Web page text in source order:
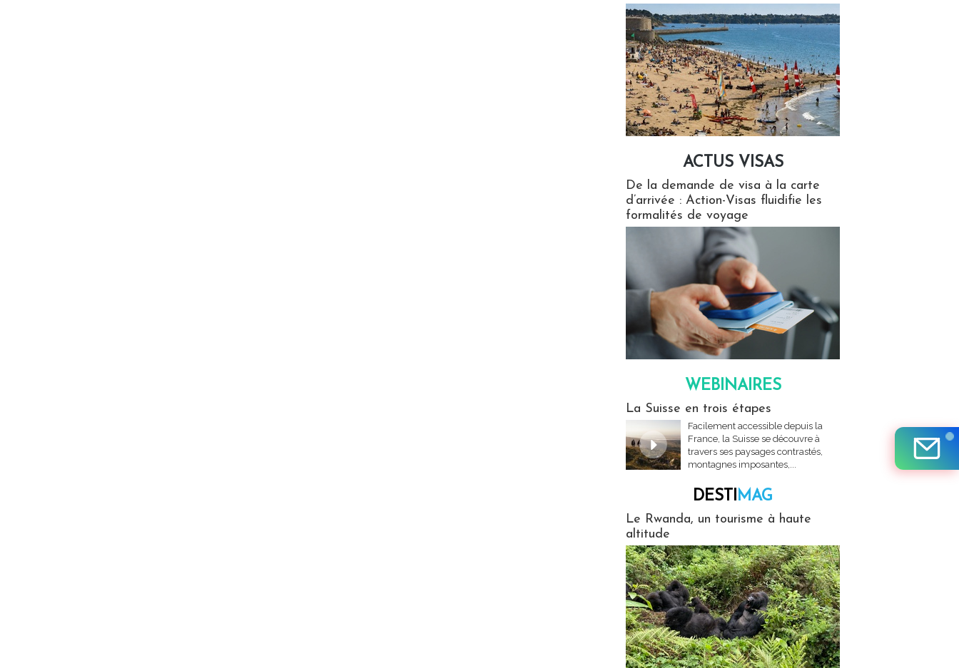
ACTUS VISAS
De la demande de visa à la carte
d’arrivée : Action-Visas fluidifie les
formalités de voyage
WEBINAIRES
La Suisse en trois étapes
Facilement accessible depuis la
France, la Suisse se découvre à
travers ses paysages contrastés,
montagnes imposantes,...
DESTIMAG
Le Rwanda, un tourisme à haute
altitude